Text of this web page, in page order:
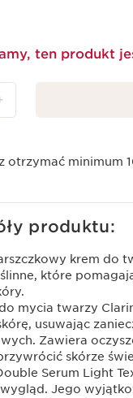
ten produkt
otrzymać minimum
produktu:
krem do
które
mycia twarzy
usuwając
Zawiera
skórze
Serum Light
Jego